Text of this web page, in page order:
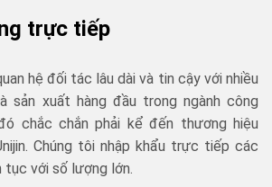
trực tiếp
hệ đối tác lâu dài và tin cậy với nhiều
sản xuất hàng đầu trong ngành công
chắc chắn phải kể đến thương hiệu
Chúng tôi nhập khẩu trực tiếp các
tục với số lượng lớn.